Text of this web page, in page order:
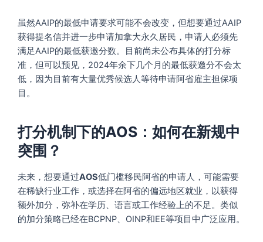
虽然AAIP的最低申请要求可能不会改变，但想要通过AAIP
获得提名信并进一步申请加拿大永久居民，申请人必须先
满足AAIP的最低获邀分数。目前尚未公布具体的打分标
准，但可以预见，2024年余下几个月的最低获邀分不会太
低，因为目前有大量优秀候选人等待申请阿省雇主担保项
目。
打分机制下的AOS：如何在新规中
突围？
未来，想要通过AOS低门槛移民阿省的申请人，可能需要
在稀缺行业工作，或选择在阿省的偏远地区就业，以获得
额外加分，弥补在学历、语言或工作经验上的不足。类似
的加分策略已经在BCPNP、OINP和EE等项目中广泛应用。